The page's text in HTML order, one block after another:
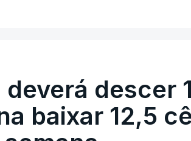
deverá descer
baixar 12,5